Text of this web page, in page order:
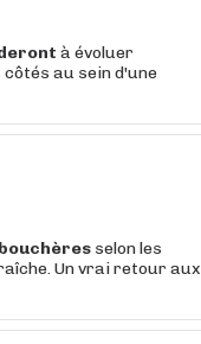
à évoluer
au sein d'une
bouchères selon les
Un vrai retour aux